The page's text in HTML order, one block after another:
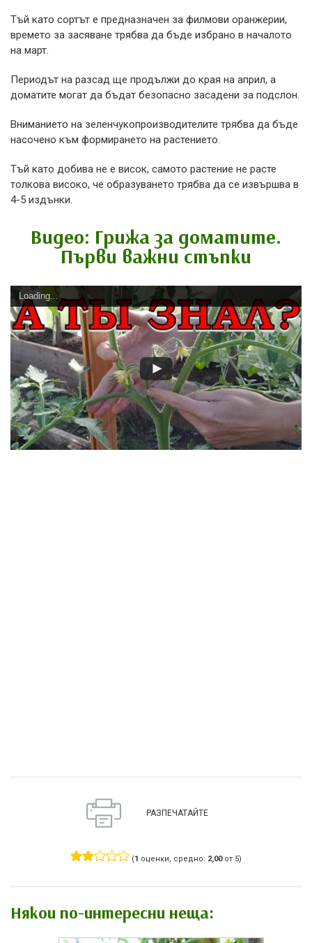
Тъй като сортът е предназначен за филмови оранжерии,
времето за засяване трябва да бъде избрано в началото
на март.
Периодът на разсад ще продължи до края на април, а
доматите могат да бъдат безопасно засадени за подслон.
Вниманието на зеленчукопроизводителите трябва да бъде
насочено към формирането на растението.
Тъй като добива не е висок, самото растение не расте
толкова високо, че образуването трябва да се извършва в
4-5 издънки.
Видео: Грижа за доматите.
Първи важни стъпки
Loading...
РАЗПЕЧАТАЙТЕ
(1 оценки, средно: 2,00от 5)
Някои по-интересни неща: